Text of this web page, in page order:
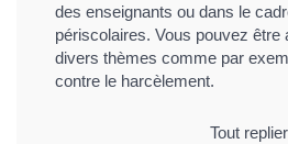
des enseignants ou dans le
périscolaires. Vous pouvez être
divers thèmes comme par
contre le harcèlement.
Tout replier